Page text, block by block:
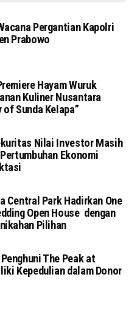
Pergantian Kapolri
Prabowo
Hayam Wuruk
Kuliner Nusantara
of Sunda Kelapa”
Nilai Investor Masih
Ekonomi
Central Park Hadirkan One
Open House dengan
Pilihan
The Peak at
Kepedulian dalam Donor